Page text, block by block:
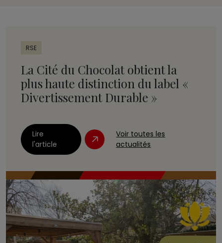
RSE
La Cité du Chocolat obtient la
plus haute distinction du label «
Divertissement Durable »
Lire
l'article
Voir toutes les
actualités